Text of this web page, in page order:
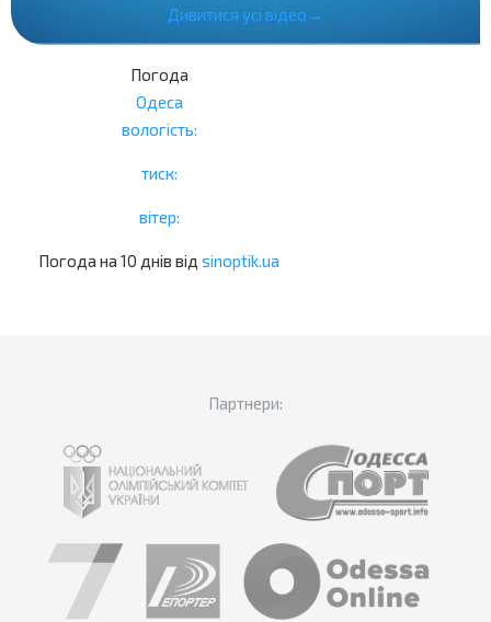
Дивитися усі відео→
Погода
Одеса
вологість:
тиск:
вітер:
Погода на 10 днів від sinoptik.ua
Партнери: